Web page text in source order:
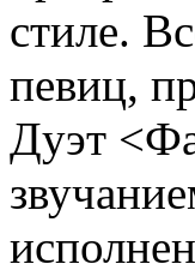
стиле.
певиц,
Дуэт